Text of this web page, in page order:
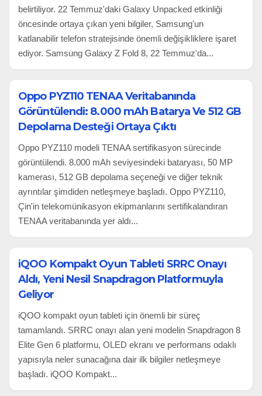
belirtiliyor. 22 Temmuz'daki Galaxy Unpacked etkinliği
öncesinde ortaya çıkan yeni bilgiler, Samsung'un
katlanabilir telefon stratejisinde önemli değişikliklere işaret
ediyor. Samsung Galaxy Z Fold 8, 22 Temmuz'da...
Oppo PYZ110 TENAA Veritabanında
Görüntülendi: 8.000 mAh Batarya Ve 512 GB
Depolama Desteği Ortaya Çıktı
Oppo PYZ110 modeli TENAA sertifikasyon sürecinde
görüntülendi. 8.000 mAh seviyesindeki bataryası, 50 MP
kamerası, 512 GB depolama seçeneği ve diğer teknik
ayrıntılar şimdiden netleşmeye başladı. Oppo PYZ110,
Çin'in telekomünikasyon ekipmanlarını sertifikalandıran
TENAA veritabanında yer aldı...
iQOO Kompakt Oyun Tableti SRRC Onayı
Aldı, Yeni Nesil Snapdragon Platformuyla
Geliyor
iQOO kompakt oyun tableti için önemli bir süreç
tamamlandı. SRRC onayı alan yeni modelin Snapdragon 8
Elite Gen 6 platformu, OLED ekranı ve performans odaklı
yapısıyla neler sunacağına dair ilk bilgiler netleşmeye
başladı. iQOO Kompakt...